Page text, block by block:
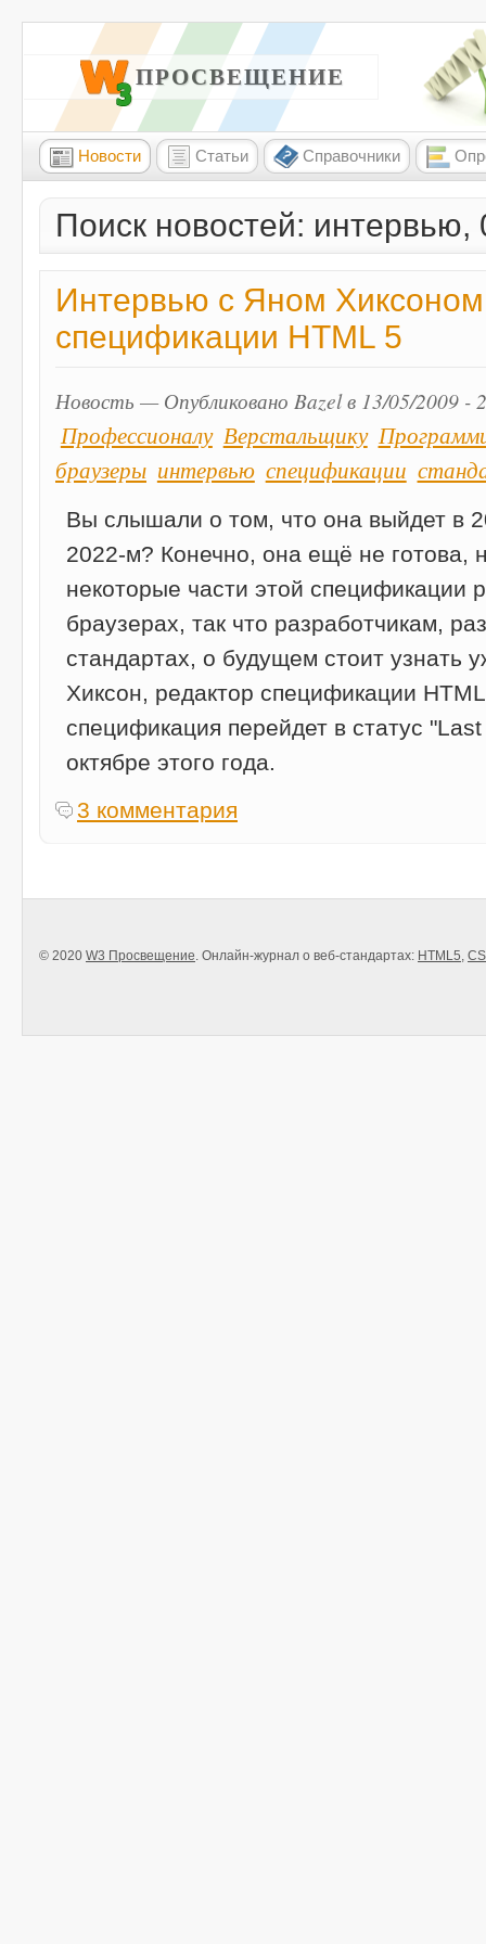
W3 ПРОСВЕЩЕНИЕ
Новости Статьи Справочники
Поиск новостей: интервью,
Интервью с Яном
спецификации HTML 5
Новость — Опубликовано Bazel в 13/05/2009 -
Профессионалу Верстальщику
браузеры интервью спецификации
Вы слышали о том, что она выйдет в
2022-м? Конечно, она ещё не готова,
некоторые части этой спецификации
браузерах, так что разработчикам,
стандартах, о будущем стоит узнать
Хиксон, редактор спецификации
спецификация перейдет в статус
октябре этого года.
3 комментария
© 2020 W3 Просвещение . Онлайн-журнал о веб-стандартах: HTML5